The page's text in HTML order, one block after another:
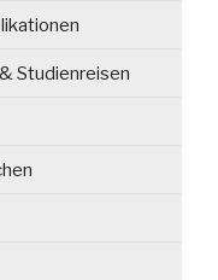
Studienreisen